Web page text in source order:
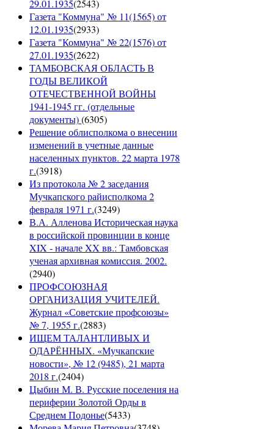
29.01.1935(2543)
Газета "Коммуна" № 11(1565) от
12.01.1935(2933)
Газета "Коммуна" № 22(1576) от
27.01.1935(2622)
ТАМБОВСКАЯ ОБЛАСТЬ В
ГОДЫ ВЕЛИКОЙ
ОТЕЧЕСТВЕННОЙ ВОЙНЫ
1941-1945 гг. (отдельные
документы)(6305)
Решение облисполкома о внесении
изменений в учетные данные
населенных пунктов. 22 марта 1978
г.(3918)
Из протокола № 2 заседания
Мучкапского райисполкома 2
февраля 1971 г.(3249)
В.А. Алленова Историческая наука
в российской провинции в конце
XIX - начале XX вв.: Тамбовская
ученая архивная комиссия. 2002.
(2940)
ПРОФСОЮЗНАЯ
ОРГАНИЗАЦИЯ УЧИТЕЛЕЙ.
Журнал «Советские профсоюзы»
№ 7, 1955 г.(2883)
ИЩЕМ ТАЛАНТЛИВЫХ И
ОДАРЁННЫХ. «Мучкапские
новости», № 12 (9485), 21 марта
2018 г.(2404)
Цыбин М. В. Русские поселения на
периферии Золотой Орды в
Среднем Подонье(5433)